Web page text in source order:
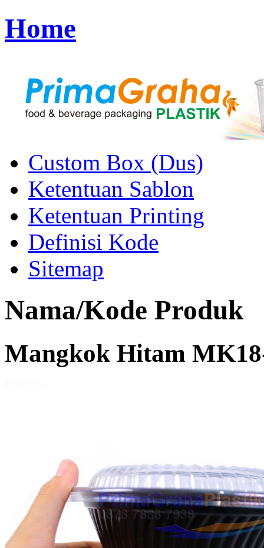
Home
Custom Box (Dus)
Ketentuan Sablon
Ketentuan Printing
Definisi Kode
Sitemap
Nama/Kode Produk
Mangkok Hitam